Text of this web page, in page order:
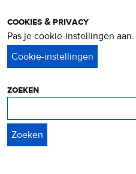
cookies & privacy
Pas je cookie-instellingen aan.
zoeken